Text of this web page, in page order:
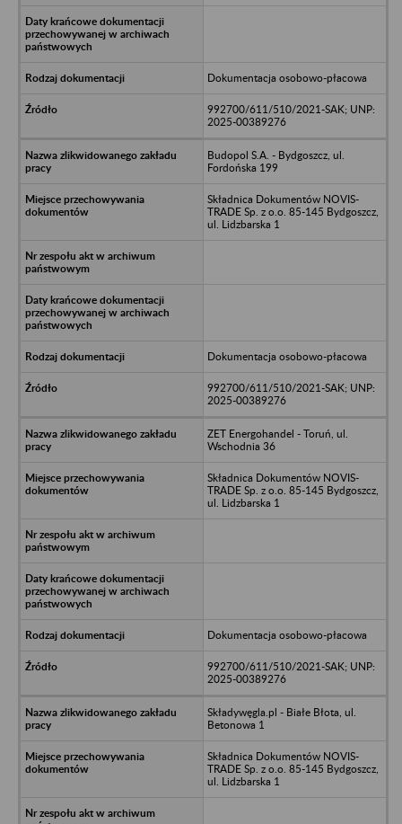
Dokumentacja osobowo-płacowa
992700/611/510/2021-SAK; UNP:
2025-00389276
Budopol S.A. - Bydgoszcz, ul.
Fordońska 199
Składnica Dokumentów NOVIS-
TRADE Sp. z o.o. 85-145 Bydgoszcz,
ul. Lidzbarska 1
Dokumentacja osobowo-płacowa
992700/611/510/2021-SAK; UNP:
2025-00389276
ZET Energohandel - Toruń, ul.
Wschodnia 36
Składnica Dokumentów NOVIS-
TRADE Sp. z o.o. 85-145 Bydgoszcz,
ul. Lidzbarska 1
Dokumentacja osobowo-płacowa
992700/611/510/2021-SAK; UNP:
2025-00389276
Składywęgla.pl - Białe Błota, ul.
Betonowa 1
Składnica Dokumentów NOVIS-
TRADE Sp. z o.o. 85-145 Bydgoszcz,
ul. Lidzbarska 1